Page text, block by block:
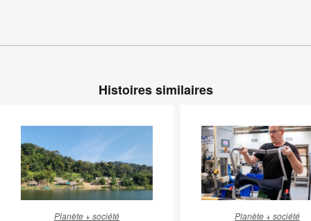
Histoires similaires
Planète + société Planète + société